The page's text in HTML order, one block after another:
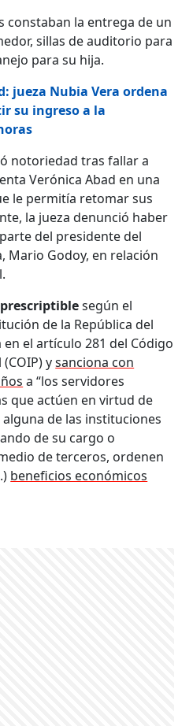
constaban la entrega de un
sillas de auditorio para
para su hija.
jueza Nubia Vera ordena
su ingreso a la
notoriedad tras fallar a
Verónica Abad en una
le permitía retomar sus
la jueza denunció haber
del presidente del
Mario Godoy, en relación
según el
de la República del
el artículo 281 del Código
ysanciona con
a “los servidores
que actúen en virtud de
de las instituciones
de su cargo o
de terceros, ordenen
beneficios económicos